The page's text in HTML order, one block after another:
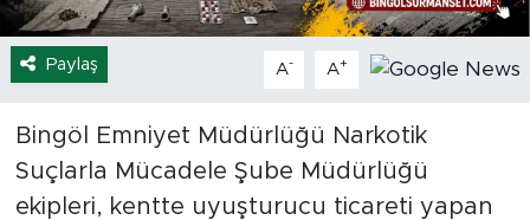
Paylaş A- A+
Bingöl Emniyet Müdürlüğü Narkotik
Suçlarla Mücadele Şube Müdürlüğü
ekipleri, kentte uyuşturucu ticareti yapan
Ekonomi
Hava Durumu
Tavz Der
Bingöl Kaza Haberleri